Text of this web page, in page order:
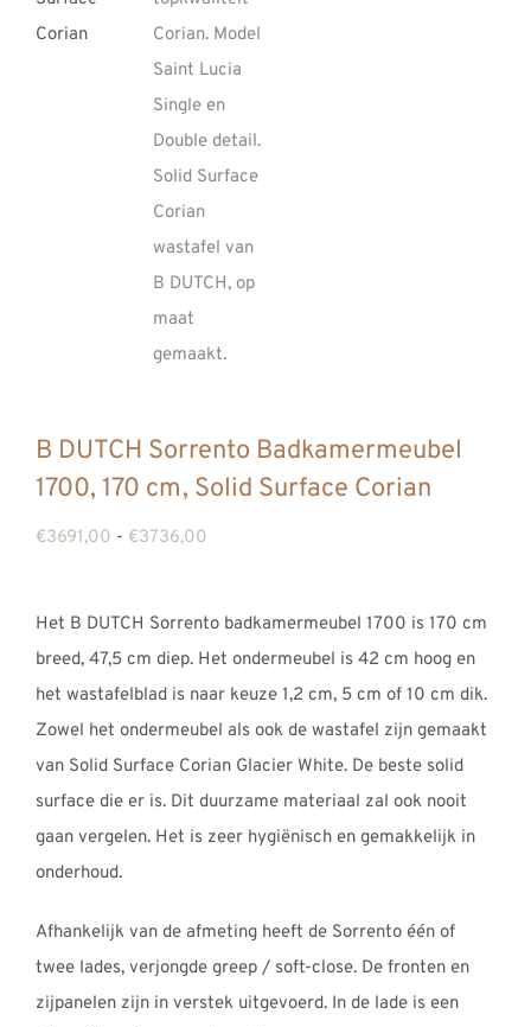
B DUTCH Sorrento Badkamermeubel
1700, 170 cm, Solid Surface Corian
€3691,00 - €3736,00
Het B DUTCH Sorrento badkamermeubel 1700 is 170 cm
breed, 47,5 cm diep. Het ondermeubel is 42 cm hoog en
het wastafelblad is naar keuze 1,2 cm, 5 cm of 10 cm dik.
Zowel het ondermeubel als ook de wastafel zijn gemaakt
van Solid Surface Corian Glacier White. De beste solid
surface die er is. Dit duurzame materiaal zal ook nooit
gaan vergelen. Het is zeer hygiënisch en gemakkelijk in
onderhoud.
Afhankelijk van de afmeting heeft de Sorrento één of
twee lades, verjongde greep / soft-close. De fronten en
zijpanelen zijn in verstek uitgevoerd. In de lade is een